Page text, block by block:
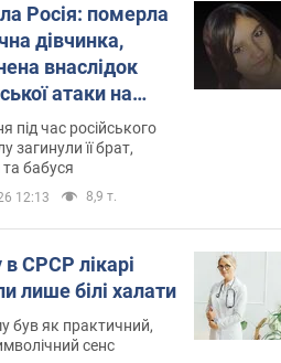
Росія: померла
дівчинка,
внаслідок
атаки на
Фото
під час російського
загинули її брат,
та бабуся
12:13 8,9 т.
СРСР лікарі
лише білі халати
був як практичний,
сенс